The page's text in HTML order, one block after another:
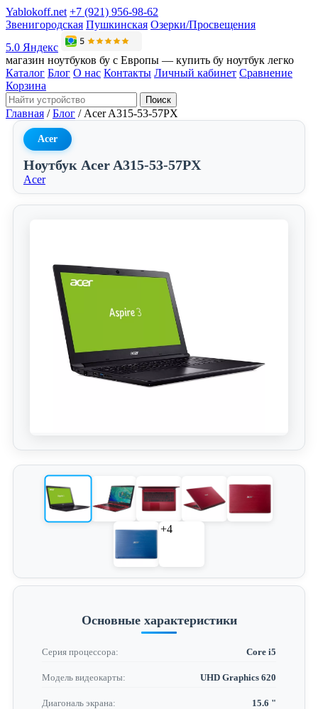
Yablokoff.net +7 (921) 956-98-62
Звенигородская Пушкинская Озерки/Просвещения
5.0 Яндекс
магазин ноутбуков бу с Европы — купить бу ноутбук легко
Каталог Блог О нас Контакты Личный кабинет Сравнение
Корзина
Поиск
Главная / Блог / Acer A315-53-57PX
Acer
Ноутбук Acer A315-53-57PX
Acer
+4
Основные характеристики
Серия процессора: Core i5
Модель видеокарты: UHD Graphics 620
Диагональ экрана: 15.6 "